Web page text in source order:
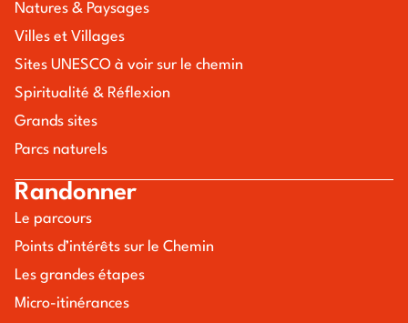
Natures & Paysages
Villes et Villages
Sites UNESCO à voir sur le chemin
Spiritualité & Réflexion
Grands sites
Parcs naturels
Randonner
Le parcours
Points d’intérêts sur le Chemin
Les grandes étapes
Micro-itinérances